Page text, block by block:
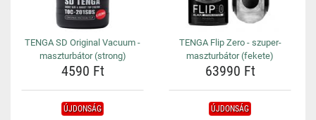
TENGA SD Original Vacuum -
maszturbátor (strong)
4590 Ft
TENGA Flip Zero - szuper-
maszturbátor (fekete)
63990 Ft
ÚJDONSÁG ÚJDONSÁG